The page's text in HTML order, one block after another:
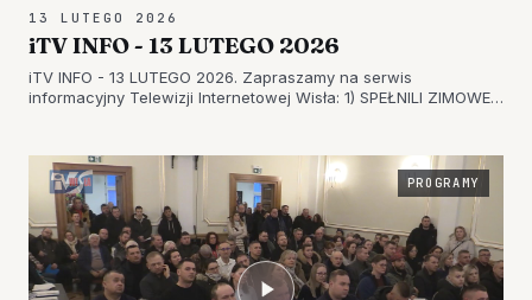
13 LUTEGO 2026
iTV INFO - 13 LUTEGO 2026
iTV INFO - 13 LUTEGO 2026. Zapraszamy na serwis
informacyjny Telewizji Internetowej Wisła: 1) SPEŁNILI ZIMOWE
POŻARNICZYCH – POWIATOWE ZAWODY W SANDOM…
PROGRAMY